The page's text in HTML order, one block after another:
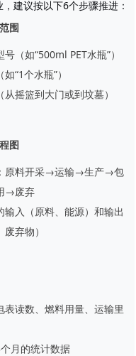
建议按以下6个步骤推进：
围
（如“500ml PET水瓶”）
“1个水瓶”）
摇篮到大门或到坟墓）
图
原料开采→运输→生产→包
→废弃
输入（原料、能源）和输出
废弃物）
表读数、燃料用量、运输里
月的统计数据